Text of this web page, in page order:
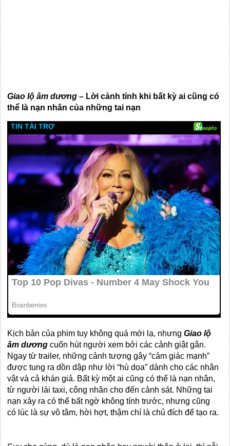
Giao lộ âm dương – Lời cảnh tỉnh khi bất kỳ ai cũng có
thể là nạn nhân của những tai nạn
Kịch bản của phim tuy không quá mới lạ, nhưngGiao lộ
âm dương cuốn hút người xem bởi các cảnh giật gân.
Ngay từ trailer, những cảnh tượng gây “cảm giác mạnh”
được tung ra dồn dập như lời “hù dọa” dành cho các nhân
vật và cả khán giả. Bất kỳ một ai cũng có thể là nạn nhân,
từ người lái taxi, công nhân cho đến cảnh sát. Những tai
nạn xảy ra có thể bất ngờ không tính trước, nhưng cũng
có lúc là sự vô tâm, hời hợt, thậm chí là chủ đích để tạo ra.